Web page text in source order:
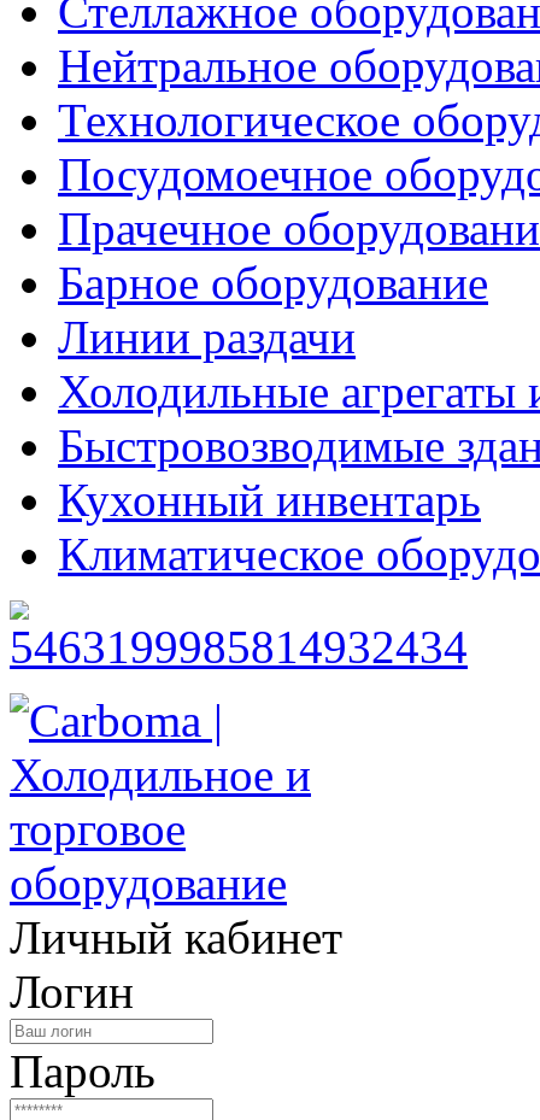
Стеллажное
Нейтральное
Технологическое
Посудомоечное
Прачечное
Барное оборудование
Линии раздачи
Холодильные агрегаты
Быстровозводимые
Кухонный инвентарь
Климатическое
Личный кабинет
Логин
Пароль